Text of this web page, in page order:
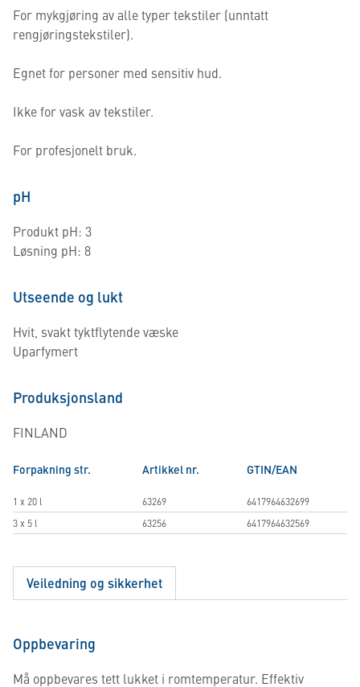
For mykgjøring av alle typer tekstiler (unntatt
rengjøringstekstiler).
Egnet for personer med sensitiv hud.
Ikke for vask av tekstiler.
For profesjonelt bruk.
pH
Produkt pH: 3
Løsning pH: 8
Utseende og lukt
Hvit, svakt tyktflytende væske
Uparfymert
Produksjonsland
FINLAND
Forpakning str. Artikkel nr. GTIN/EAN
1 x 20 l 63269
6417964632699
3 x 5 l
63256 6417964632569
Veiledning og sikkerhet
Oppbevaring
Må oppbevares tett lukket i romtemperatur. Effektiv